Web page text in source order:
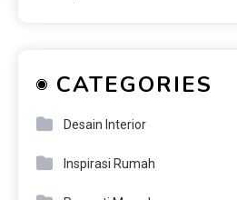
CATEGORIES
Desain Interior
Inspirasi Rumah